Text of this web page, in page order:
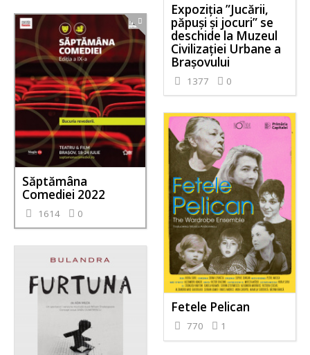
Expoziţia ”Jucării,
păpuși și jocuri” se
deschide la Muzeul
Civilizației Urbane a
Brașovului
1377 0
Săptămâna
Comediei 2022
1614 0
Fetele Pelican
770 1